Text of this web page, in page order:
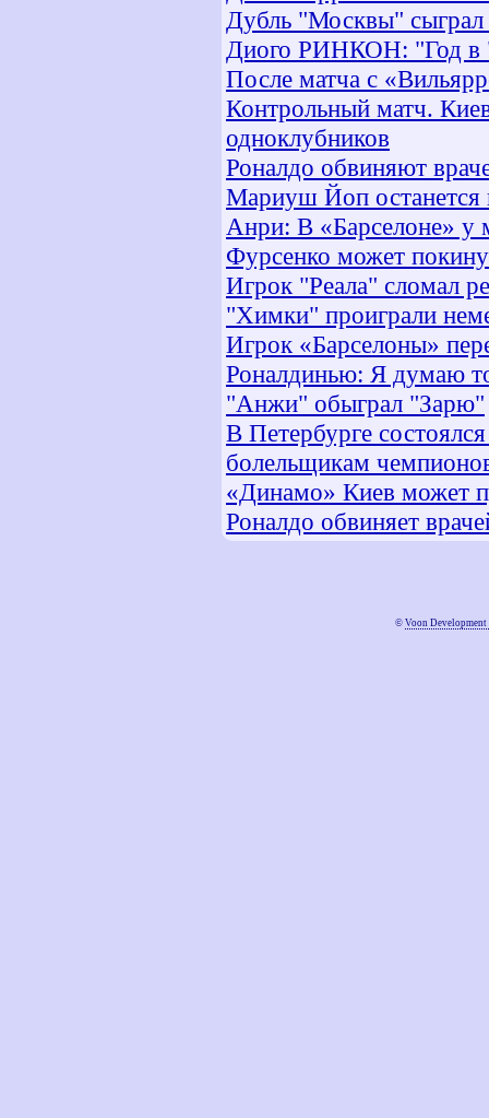
Дубль "Москвы"
Диого РИНКОН: "Год в
После матча с
Контрольный матч.
одноклубников
Роналдо обвиняют
Мариуш Йоп останется
Анри: В «Барселоне» у
Фурсенко может
Игрок "Реала" сломал
"Химки" проиграли
Игрок «Барселоны»
Роналдинью: Я думаю
"Анжи" обыграл "Зарю"
В Петербурге
болельщикам
«Динамо» Киев может
Роналдо обвиняет
© Voon Development